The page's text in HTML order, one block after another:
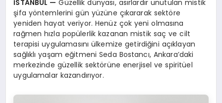
İSTANBUL — Güzellik dünyası, asırlardır unutulan mistik
şifa yöntemlerini gün yüzüne çıkararak sektöre
yeniden hayat veriyor. Henüz çok yeni olmasına
rağmen hızla popülerlik kazanan mistik saç ve cilt
terapisi uygulamasını ülkemize getirdiğini açıklayan
sağlıklı yaşam eğitmeni Seda Bostancı, Ankara’daki
merkezinde güzellik sektörüne enerjisel ve spiritüel
uygulamalar kazandırıyor.